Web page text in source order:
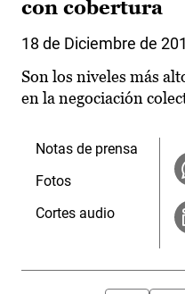
con cobertura
18 de Diciembre de
Son los niveles más
en la negociación
Notas de prensa
Fotos
Cortes audio